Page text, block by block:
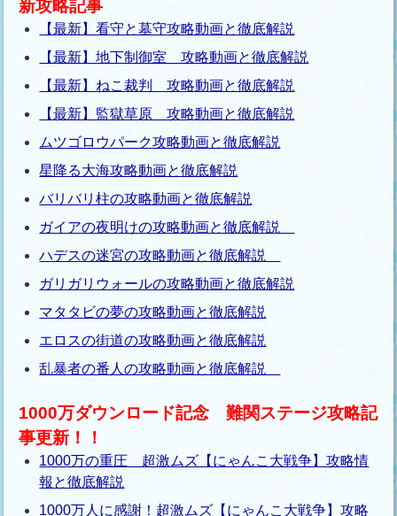
新攻略記事
【最新】看守と墓守攻略動画と徹底解説
【最新】地下制御室 攻略動画と徹底解説
【最新】ねこ裁判 攻略動画と徹底解説
【最新】監獄草原 攻略動画と徹底解説
ムツゴロウパーク攻略動画と徹底解説
星降る大海攻略動画と徹底解説
バリバリ柱の攻略動画と徹底解説
ガイアの夜明けの攻略動画と徹底解説
ハデスの迷宮の攻略動画と徹底解説
ガリガリウォールの攻略動画と徹底解説
マタタビの夢の攻略動画と徹底解説
エロスの街道の攻略動画と徹底解説
乱暴者の番人の攻略動画と徹底解説
1000万ダウンロード記念 難関ステージ攻略記
事更新！！
1000万の重圧 超激ムズ【にゃんこ大戦争】攻略情
報と徹底解説
1000万人に感謝！超激ムズ【にゃんこ大戦争】攻略